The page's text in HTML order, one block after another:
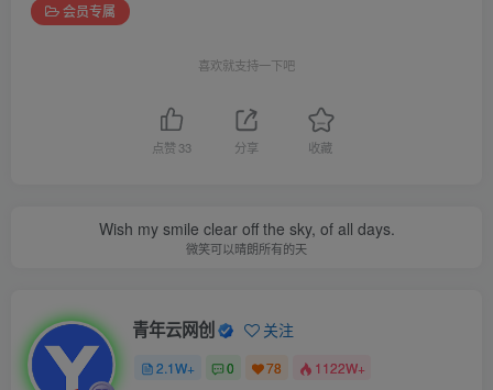
会员专属
喜欢就支持一下吧
点赞33 分享 收藏
Wish my smile clear off the sky, of all days.
微笑可以晴朗所有的天
青年云网创 关注
2.1W+ 0 78 1122W+